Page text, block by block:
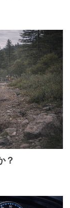
？